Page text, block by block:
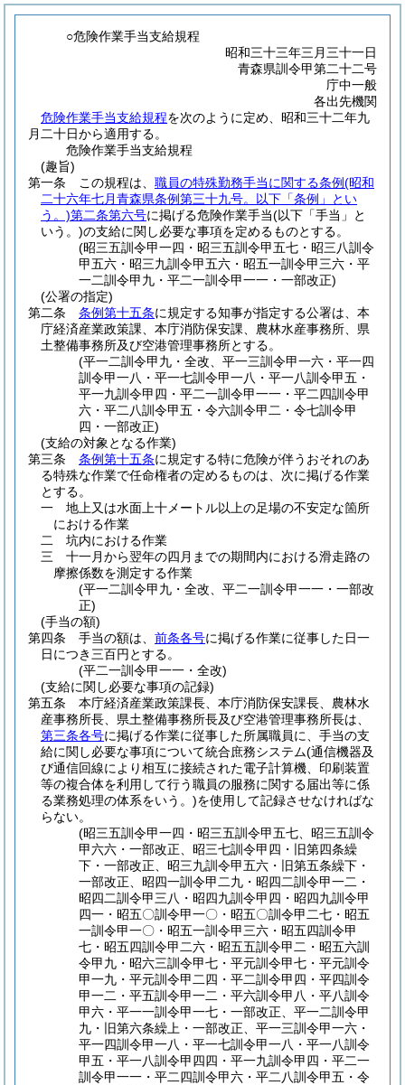
○危険作業手当支給規程
昭和三十三年三月三十一日
青森県訓令甲第二十二号
庁中一般
各出先機関
危険作業手当支給規程を次のように定め、昭和三十二年九
月二十日から適用する。
危険作業手当支給規程
(趣旨)
第一条
この規程は、 職員の特殊勤務手当に関する条例(昭和
二十六年七月青森県条例第三十九号。以下「条例」とい
う。)第二条第六号に掲げる危険作業手当(以下「手当」と
いう。)の支給に関し必要な事項を定めるものとする。
(昭三五訓令甲一四・昭三五訓令甲五七・昭三八訓令
甲五六・昭三九訓令甲五六・昭五一訓令甲三六・平
一二訓令甲九・平二一訓令甲一一・一部改正)
(公署の指定)
第二条
条例第十五条に規定する知事が指定する公署は、本
庁経済産業政策課、本庁消防保安課、農林水産事務所、県
土整備事務所及び空港管理事務所とする。
(平一二訓令甲九・全改、平一三訓令甲一六・平一四
訓令甲一八・平一七訓令甲一八・平一八訓令甲五・
平一九訓令甲四・平二一訓令甲一一・平二四訓令甲
六・平二八訓令甲五・令六訓令甲二・令七訓令甲
四・一部改正)
(支給の対象となる作業)
第三条
条例第十五条に規定する特に危険が伴うおそれのあ
る特殊な作業で任命権者の定めるものは、次に掲げる作業
とする。
一
地上又は水面上十メートル以上の足場の不安定な箇所
における作業
二
坑内における作業
三
十一月から翌年の四月までの期間内における滑走路の
摩擦係数を測定する作業
(平一二訓令甲九・全改、平二一訓令甲一一・一部改
正)
(手当の額)
第四条
手当の額は、 前条各号に掲げる作業に従事した日一
日につき三百円とする。
(平二一訓令甲一一・全改)
(支給に関し必要な事項の記録)
第五条
本庁経済産業政策課長、本庁消防保安課長、農林水
産事務所長、県土整備事務所長及び空港管理事務所長は、
第三条各号に掲げる作業に従事した所属職員に、手当の支
給に関し必要な事項について統合庶務システム(通信機器及
び通信回線により相互に接続された電子計算機、印刷装置
等の複合体を利用して行う職員の服務に関する届出等に係
る業務処理の体系をいう。)を使用して記録させなければな
らない。
(昭三五訓令甲一四・昭三五訓令甲五七、昭三五訓令
甲六六・一部改正、昭三七訓令甲四・旧第四条繰
下・一部改正、昭三九訓令甲五六・旧第五条繰下・
一部改正、昭四一訓令甲二九・昭四二訓令甲一二・
昭四二訓令甲三八・昭四九訓令甲四・昭四九訓令甲
四一・昭五〇訓令甲一〇・昭五〇訓令甲二七・昭五
一訓令甲一〇・昭五一訓令甲三六・昭五四訓令甲
七・昭五四訓令甲二六・昭五五訓令甲二・昭五六訓
令甲九・昭六三訓令甲七・平元訓令甲七・平元訓令
甲一九・平元訓令甲二四・平二訓令甲四・平四訓令
甲一二・平五訓令甲一二・平六訓令甲八・平八訓令
甲六・平一一訓令甲一七・一部改正、平一二訓令甲
九・旧第六条繰上・一部改正、平一三訓令甲一六・
平一四訓令甲一八・平一七訓令甲一八・平一八訓令
甲五・平一八訓令甲四四・平一九訓令甲四・平二一
訓令甲一一・平二四訓令甲六・平二八訓令甲五・令